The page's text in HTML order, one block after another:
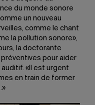
du monde sonore
un nouveau
comme le chant
la pollution sonore»,
la doctorante
pour aider
«Il est urgent
en train de former